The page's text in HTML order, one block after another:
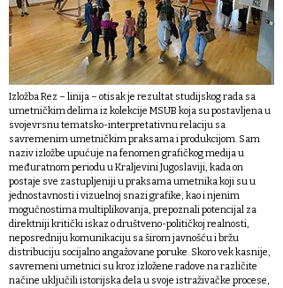
Izložba Rez – linija – otisak je rezultat studijskog rada sa
umetničkim delima iz kolekcije MSUB koja su postavljena u
svojevrsnu tematsko-interpretativnu relaciju sa
savremenim umetničkim praksama i produkcijom. Sam
naziv izložbe upućuje na fenomen grafičkog medija u
međuratnom periodu u Kraljevini Jugoslaviji, kada on
postaje sve zastupljeniji u praksama umetnika koji su u
jednostavnosti i vizuelnoj snazi grafike, kao i njenim
mogućnostima multiplikovanja, prepoznali potencijal za
direktniji kritički iskaz o društveno-političkoj realnosti,
neposredniju komunikaciju sa širom javnošću i bržu
distribuciju socijalno angažovane poruke. Skoro vek kasnije,
savremeni umetnici su kroz izložene radove na različite
načine uključili istorijska dela u svoje istraživačke procese,